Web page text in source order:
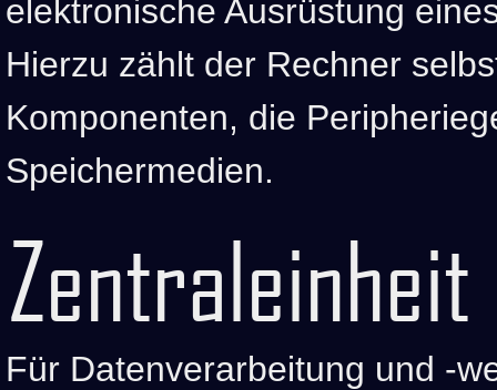
elektronische Ausrüstung
Hierzu zählt der Rechner
Komponenten, die
Speichermedien.
Zentraleinheit
Für Datenverarbeitung und -